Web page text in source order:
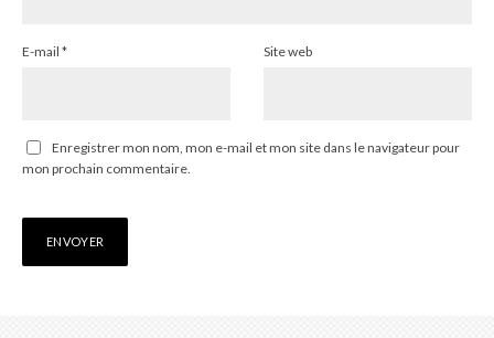
E-mail * Site web
Enregistrer mon nom, mon e-mail et mon site dans le navigateur pour
mon prochain commentaire.